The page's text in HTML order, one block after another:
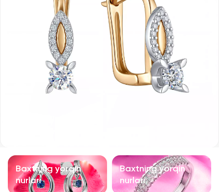
Bilaguzuklar
Aksessuarlar
Baxtning yorqin
nurlari
Baxtning yorqin
nurlari